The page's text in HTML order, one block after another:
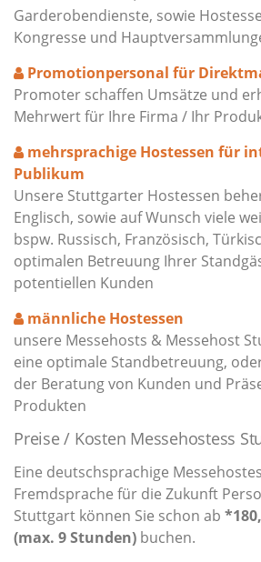
Garderobendienste, sowie
Kongresse und
Promotionpersonal für
Promoter schaffen Umsätze und
Mehrwert für Ihre Firma / Ihr
mehrsprachige Hostessen für
Publikum
Unsere Stuttgarter Hostessen
Englisch, sowie auf Wunsch viele
bspw. Russisch, Französisch,
optimalen Betreuung Ihrer
potentiellen Kunden
männliche Hostessen
unsere Messehosts & Messehost
eine optimale Standbetreuung,
der Beratung von Kunden und
Produkten
Preise / Kosten Messehostess
Eine deutschsprachige
Fremdsprache für die Zukunft
Stuttgart können Sie schon ab
(max. 9 Stunden) buchen.